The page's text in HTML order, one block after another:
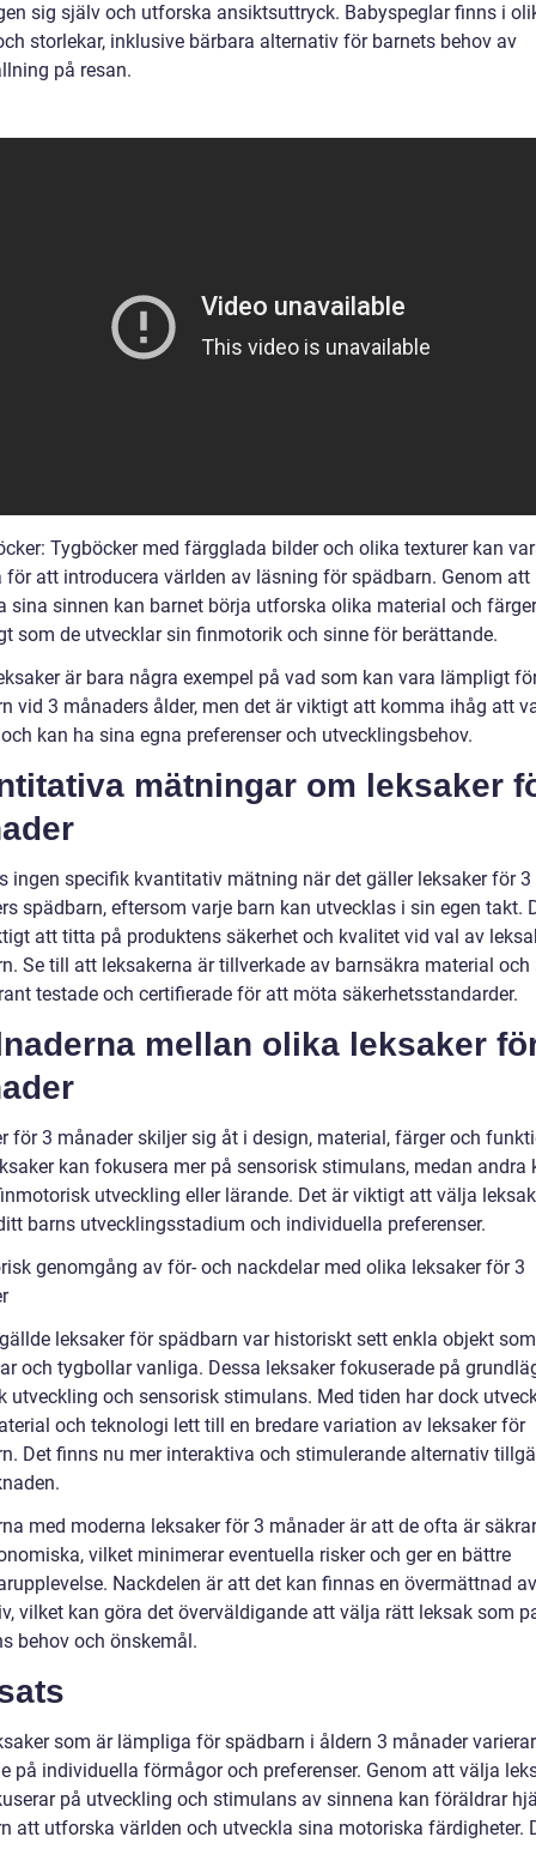
sig själv och utforska ansiktsuttryck. Babyspeglar finns i
storlekar, inklusive bärbara alternativ för barnets behov av
på resan.
Tygböcker med färgglada bilder och olika texturer kan
för att introducera världen av läsning för spädbarn. Genom att
sina sinnen kan barnet börja utforska olika material och färger
som de utvecklar sin finmotorik och sinne för berättande.
är bara några exempel på vad som kan vara lämpligt
vid 3 månaders ålder, men det är viktigt att komma ihåg att
kan ha sina egna preferenser och utvecklingsbehov.
mätningar om leksaker
ingen specifik kvantitativ mätning när det gäller leksaker för 3
spädbarn, eftersom varje barn kan utvecklas i sin egen takt.
att titta på produktens säkerhet och kvalitet vid val av
Se till att leksakerna är tillverkade av barnsäkra material och
testade och certifierade för att möta säkerhetsstandarder.
mellan olika leksaker
för 3 månader skiljer sig åt i design, material, färger och
kan fokusera mer på sensorisk stimulans, medan andra
utveckling eller lärande. Det är viktigt att välja
barns utvecklingsstadium och individuella preferenser.
genomgång av för- och nackdelar med olika leksaker för 3
leksaker för spädbarn var historiskt sett enkla objekt som
och tygbollar vanliga. Dessa leksaker fokuserade på
utveckling och sensorisk stimulans. Med tiden har dock
och teknologi lett till en bredare variation av leksaker för
Det finns nu mer interaktiva och stimulerande alternativ
med moderna leksaker för 3 månader är att de ofta är
vilket minimerar eventuella risker och ger en bättre
Nackdelen är att det kan finnas en övermättnad av
vilket kan göra det överväldigande att välja rätt leksak som
behov och önskemål.
som är lämpliga för spädbarn i åldern 3 månader varierar
på individuella förmågor och preferenser. Genom att välja
på utveckling och stimulans av sinnena kan föräldrar
att utforska världen och utveckla sina motoriska färdigheter.